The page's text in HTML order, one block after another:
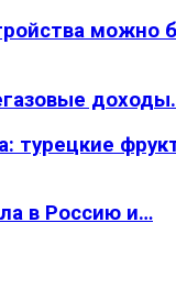
можно
турецкие
в Россию и…